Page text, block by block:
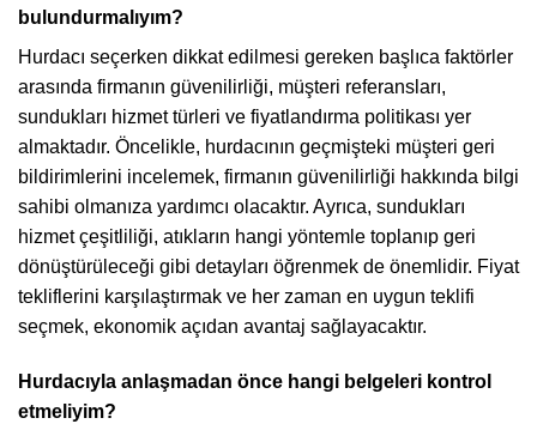
bulundurmalıyım?
Hurdacı seçerken dikkat edilmesi gereken başlıca faktörler
arasında firmanın güvenilirliği, müşteri referansları,
sundukları hizmet türleri ve fiyatlandırma politikası yer
almaktadır. Öncelikle, hurdacının geçmişteki müşteri geri
bildirimlerini incelemek, firmanın güvenilirliği hakkında bilgi
sahibi olmanıza yardımcı olacaktır. Ayrıca, sundukları
hizmet çeşitliliği, atıkların hangi yöntemle toplanıp geri
dönüştürüleceği gibi detayları öğrenmek de önemlidir. Fiyat
tekliflerini karşılaştırmak ve her zaman en uygun teklifi
seçmek, ekonomik açıdan avantaj sağlayacaktır.
Hurdacıyla anlaşmadan önce hangi belgeleri kontrol
etmeliyim?